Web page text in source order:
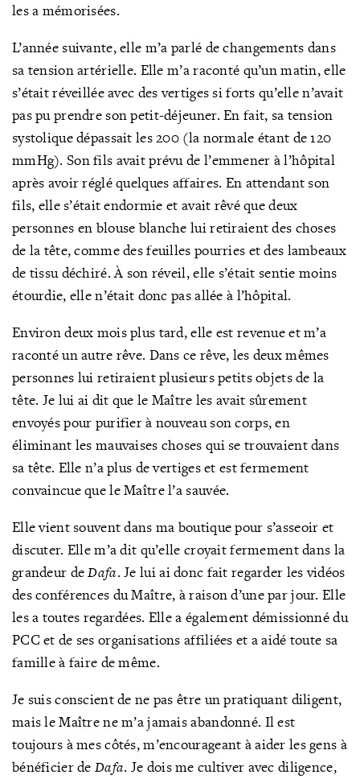
les a mémorisées.
L’année suivante, elle m’a parlé de changements dans
sa tension artérielle. Elle m’a raconté qu’un matin, elle
s’était réveillée avec des vertiges si forts qu’elle n’avait
pas pu prendre son petit-déjeuner. En fait, sa tension
systolique dépassait les 200 (la normale étant de 120
mmHg). Son fils avait prévu de l’emmener à l’hôpital
après avoir réglé quelques affaires. En attendant son
fils, elle s’était endormie et avait rêvé que deux
personnes en blouse blanche lui retiraient des choses
de la tête, comme des feuilles pourries et des lambeaux
de tissu déchiré. À son réveil, elle s’était sentie moins
étourdie, elle n’était donc pas allée à l’hôpital.
Environ deux mois plus tard, elle est revenue et m’a
raconté un autre rêve. Dans ce rêve, les deux mêmes
personnes lui retiraient plusieurs petits objets de la
tête. Je lui ai dit que le Maître les avait sûrement
envoyés pour purifier à nouveau son corps, en
éliminant les mauvaises choses qui se trouvaient dans
sa tête. Elle n’a plus de vertiges et est fermement
convaincue que le Maître l’a sauvée.
Elle vient souvent dans ma boutique pour s’asseoir et
discuter. Elle m’a dit qu’elle croyait fermement dans la
grandeur deDafa. Je lui ai donc fait regarder les vidéos
des conférences du Maître, à raison d’une par jour. Elle
les a toutes regardées. Elle a également démissionné du
PCC et de ses organisations affiliées et a aidé toute sa
famille à faire de même.
Je suis conscient de ne pas être un pratiquant diligent,
mais le Maître ne m’a jamais abandonné. Il est
toujours à mes côtés, m’encourageant à aider les gens à
bénéficier deDafa. Je dois me cultiver avec diligence,